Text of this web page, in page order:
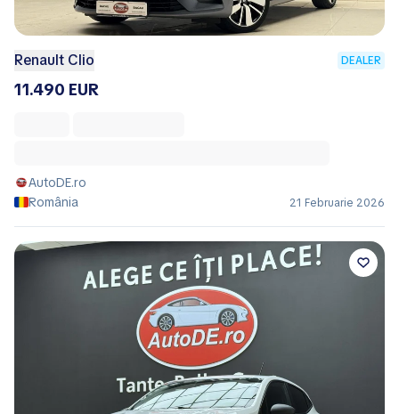
Renault Clio DEALER
11.490 EUR
AutoDE.ro
România
21 Februarie 2026